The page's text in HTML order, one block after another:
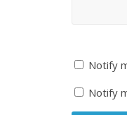
Notify
Notify